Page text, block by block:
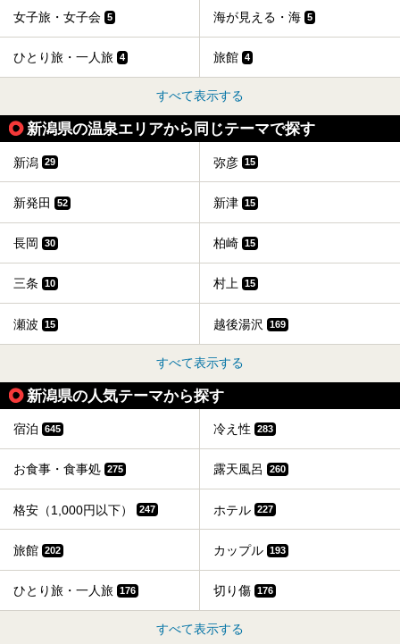
女子旅・女子会 5 海が見える・海 5
ひとり旅・一人旅 4 旅館 4
すべて表示する
新潟県の温泉エリアから同じテーマで探す
新潟 29 弥彦 15
新発田 52 新津 15
長岡 30 柏崎 15
三条 10 村上 15
瀬波 15 越後湯沢 169
すべて表示する
新潟県の人気テーマから探す
宿泊 645 冷え性 283
お食事・食事処 275 露天風呂 260
格安（1,000円以下） 247 ホテル 227
旅館 202 カップル 193
ひとり旅・一人旅 176 切り傷 176
すべて表示する